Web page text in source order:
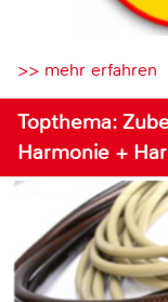
>> mehr erfahren
Topthema:
Harmonie +